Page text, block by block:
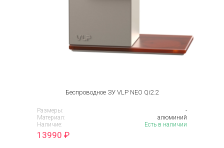
Беспроводное ЗУ VLP NEO Qi2.2
Размеры:
-
Материал:
алюминий
Наличие:
Есть в наличии
13990 ₽